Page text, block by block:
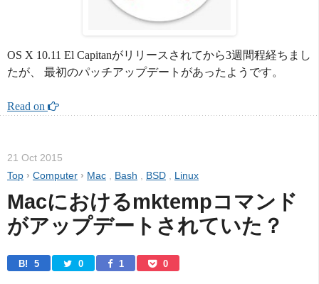
OS X 10.11 El Capitanがリリースされてから3週間程経ちまし
たが、 最初のパッチアップデートがあったようです。
Read on
21 Oct 2015
Top › Computer › Mac Bash BSD Linux
Macにおけるmktempコマンド
がアップデートされていた？
B! 5 0 1 0